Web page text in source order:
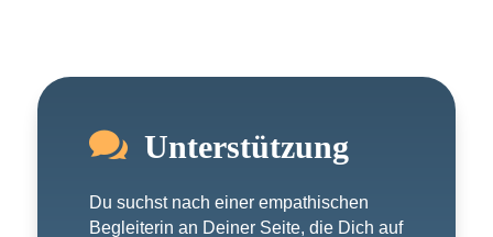
 Unterstützung
Du suchst nach einer empathischen
Begleiterin an Deiner Seite, die Dich auf